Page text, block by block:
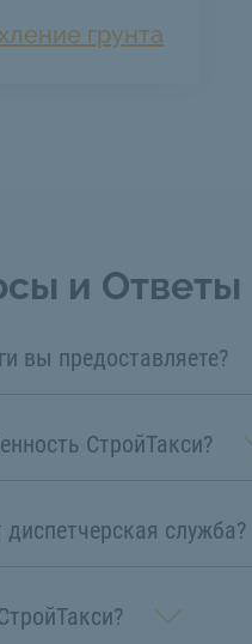
грунта
и Ответы
вы предоставляете?
СтройТакси?
диспетчерская служба?